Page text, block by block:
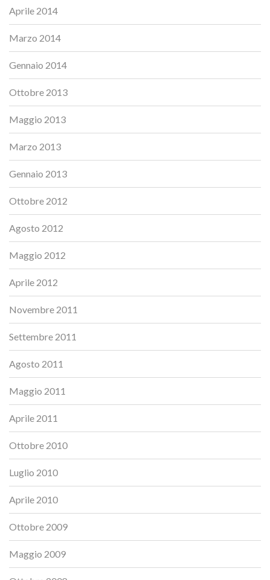
Aprile 2014
Marzo 2014
Gennaio 2014
Ottobre 2013
Maggio 2013
Marzo 2013
Gennaio 2013
Ottobre 2012
Agosto 2012
Maggio 2012
Aprile 2012
Novembre 2011
Settembre 2011
Agosto 2011
Maggio 2011
Aprile 2011
Ottobre 2010
Luglio 2010
Aprile 2010
Ottobre 2009
Maggio 2009